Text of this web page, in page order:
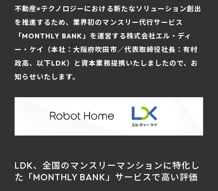
不動産×テクノロジーにおける新たなソリューション創出
を推進するため、業界初のマンスリー代行サービス
「MONTHLY BANK」を運営する株式会社エル・ディ
ー・ケイ（本社：大阪府吹田市／代表取締役社長：有村
政高、以下LDK）と資本業務提携いたしましたので、お
知らせいたします。
LDK、全国のマンスリーマンションに特化し
た「MONTHLY BANK」サービスで高い評価